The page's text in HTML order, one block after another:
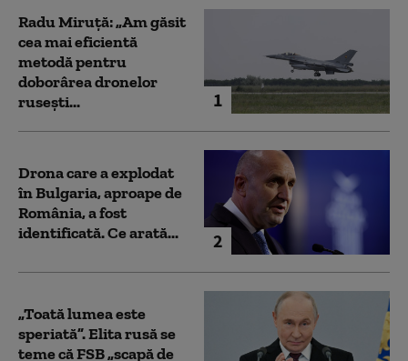
1
Radu Miruță: „Am găsit
cea mai eficientă
metodă pentru
doborârea dronelor
rusești...
2
Drona care a explodat
în Bulgaria, aproape de
România, a fost
identificată. Ce arată...
„Toată lumea este
speriată”. Elita rusă se
teme că FSB „scapă de